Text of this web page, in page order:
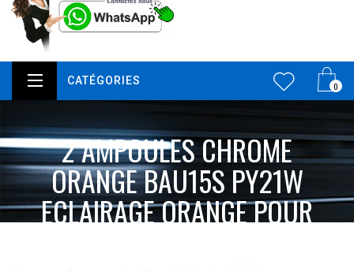
0
CATÉGORIES
2 AMPOULES CHROME
ORANGE BAU15S PY21W
ECLAIRAGE ORANGE POUR